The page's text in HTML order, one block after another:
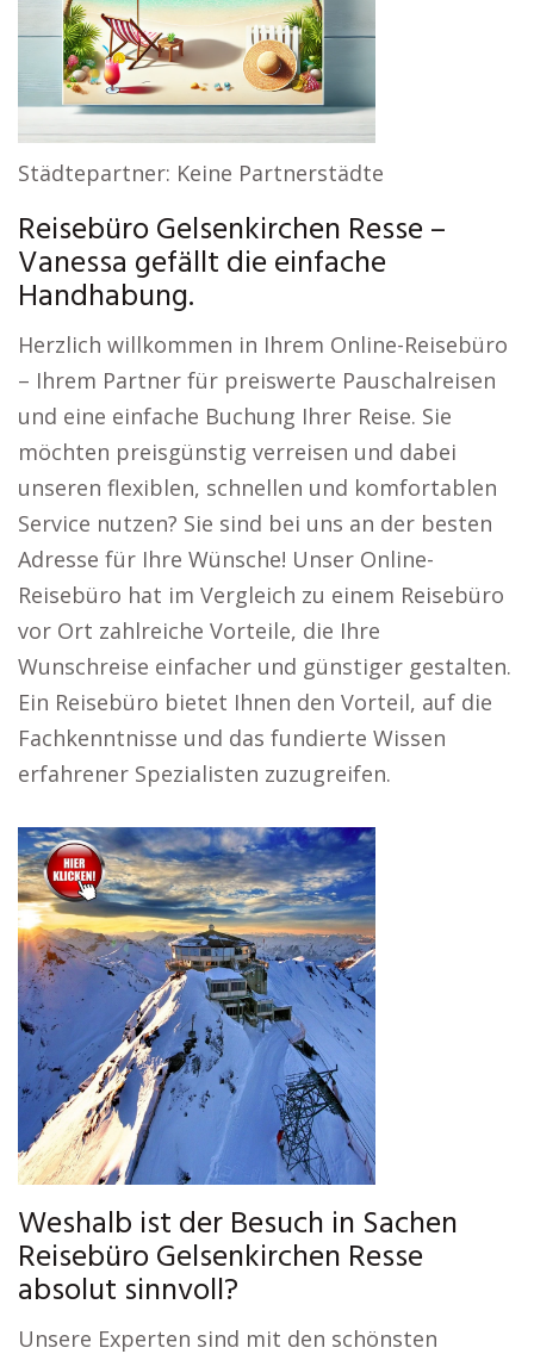
Städtepartner: Keine Partnerstädte
Reisebüro Gelsenkirchen Resse –
Vanessa gefällt die einfache
Handhabung.
Herzlich willkommen in Ihrem Online-Reisebüro
– Ihrem Partner für preiswerte Pauschalreisen
und eine einfache Buchung Ihrer Reise. Sie
möchten preisgünstig verreisen und dabei
unseren flexiblen, schnellen und komfortablen
Service nutzen? Sie sind bei uns an der besten
Adresse für Ihre Wünsche! Unser Online-
Reisebüro hat im Vergleich zu einem Reisebüro
vor Ort zahlreiche Vorteile, die Ihre
Wunschreise einfacher und günstiger gestalten.
Ein Reisebüro bietet Ihnen den Vorteil, auf die
Fachkenntnisse und das fundierte Wissen
erfahrener Spezialisten zuzugreifen.
Weshalb ist der Besuch in Sachen
Reisebüro Gelsenkirchen Resse
absolut sinnvoll?
Unsere Experten sind mit den schönsten